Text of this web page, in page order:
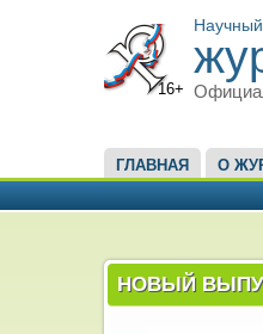
16+
Научный
ГЛАВНОЕ
ГЛАВНАЯ О
НОВЫЙ